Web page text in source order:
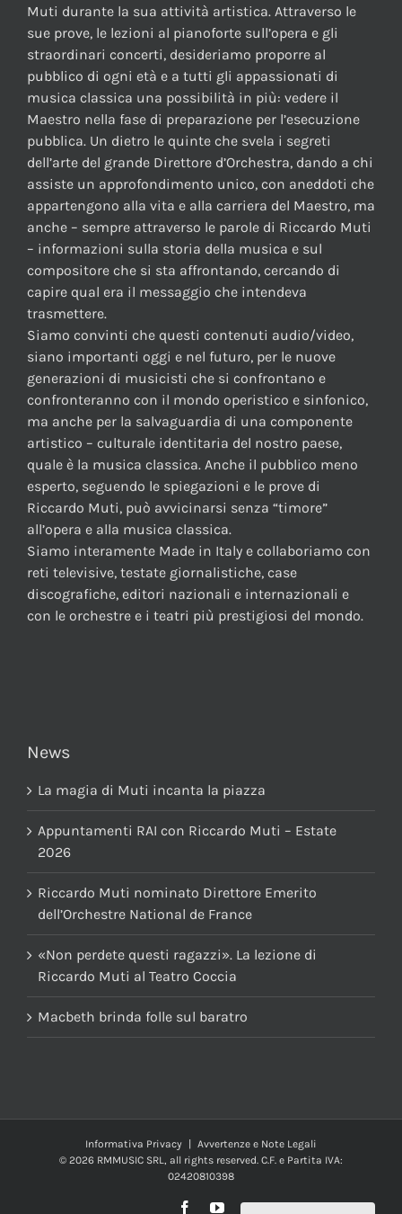
Muti durante la sua attività artistica. Attraverso le
sue prove, le lezioni al pianoforte sull’opera e gli
straordinari concerti, desideriamo proporre al
pubblico di ogni età e a tutti gli appassionati di
musica classica una possibilità in più: vedere il
Maestro nella fase di preparazione per l’esecuzione
pubblica. Un dietro le quinte che svela i segreti
dell’arte del grande Direttore d’Orchestra, dando a chi
assiste un approfondimento unico, con aneddoti che
appartengono alla vita e alla carriera del Maestro, ma
anche – sempre attraverso le parole di Riccardo Muti
– informazioni sulla storia della musica e sul
compositore che si sta affrontando, cercando di
capire qual era il messaggio che intendeva
trasmettere.
Siamo convinti che questi contenuti audio/video,
siano importanti oggi e nel futuro, per le nuove
generazioni di musicisti che si confrontano e
confronteranno con il mondo operistico e sinfonico,
ma anche per la salvaguardia di una componente
artistico – culturale identitaria del nostro paese,
quale è la musica classica. Anche il pubblico meno
esperto, seguendo le spiegazioni e le prove di
Riccardo Muti, può avvicinarsi senza “timore”
all’opera e alla musica classica.
Siamo interamente Made in Italy e collaboriamo con
reti televisive, testate giornalistiche, case
discografiche, editori nazionali e internazionali e
con le orchestre e i teatri più prestigiosi del mondo.
News
La magia di Muti incanta la piazza
Appuntamenti RAI con Riccardo Muti – Estate
2026
Riccardo Muti nominato Direttore Emerito
dell’Orchestre National de France
«Non perdete questi ragazzi». La lezione di
Riccardo Muti al Teatro Coccia
Macbeth brinda folle sul baratro
Informativa Privacy
Avvertenze e Note Legali
© 2026 RMMUSIC SRL, all rights reserved. C.F. e Partita IVA:
02420810398
FacebookYouTube